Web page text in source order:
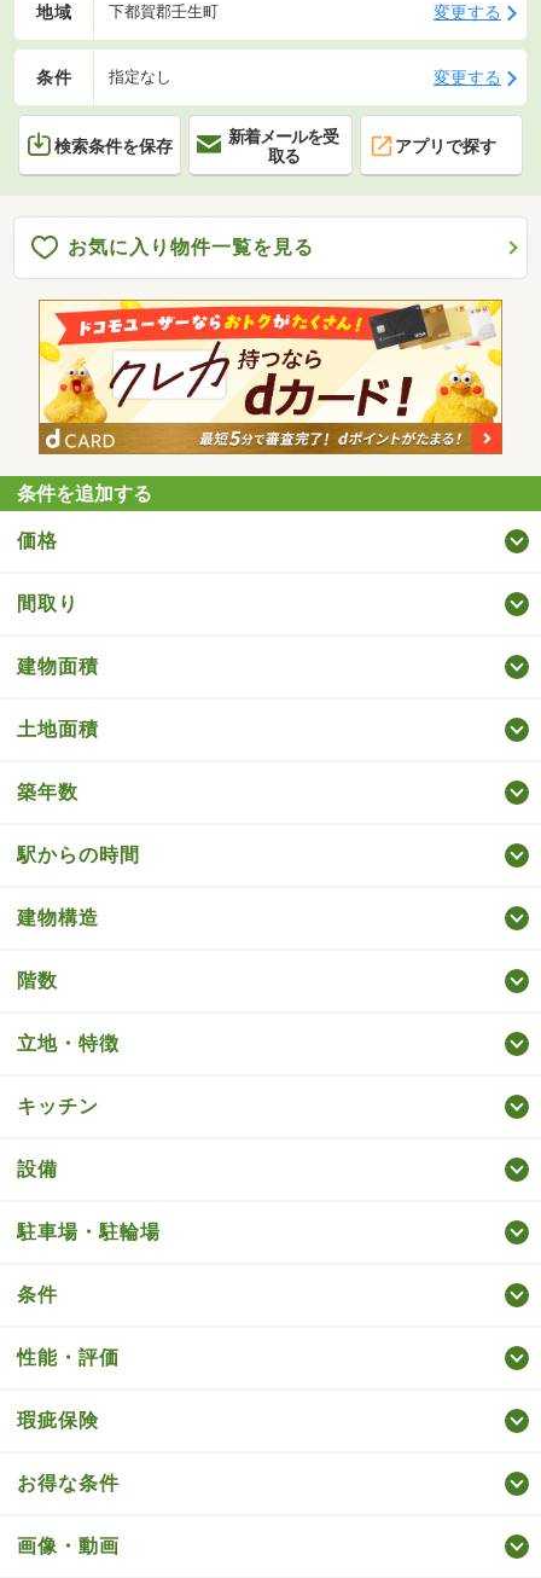
地域 下都賀郡壬生町 変更する
条件 指定なし 変更する
検索条件を保存
新着メールを受
取る
アプリで探す
お気に入り物件一覧を見る
条件を追加する
価格
間取り
建物面積
土地面積
築年数
駅からの時間
建物構造
階数
立地・特徴
キッチン
設備
駐車場・駐輪場
条件
性能・評価
瑕疵保険
お得な条件
画像・動画